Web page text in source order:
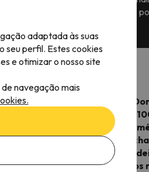
dias
esqui de Valmorel Le Grand
aldeia
esquiadores
eSaint-François-
, combinando
1976, tornou-se um dosdestinos
adaptada às suas
seu perfil. Estes cookies
e otimizar o nosso site
navegação mais